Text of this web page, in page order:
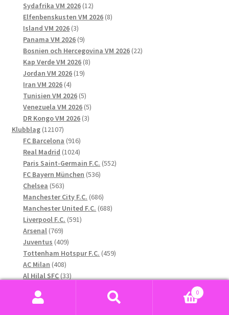
produkter
Sydafrika VM 2026 1212
produkter
Elfenbenskusten VM 2026 88
Island VM 2026 33
produkter
Panama VM 2026 99
produkter
Bosnien och Hercegovina VM 2026 2222
Kap Verde VM 2026 88
Jordan VM 2026 1919
Iran VM 2026 44
produkter
Tunisien VM 2026 55
produkter
Venezuela VM 2026 55
DR Kongo VM 2026 33
Klubblag 1210712107
produkter
FC Barcelona 916916
produkter
Real Madrid 10241024
produkter
Paris Saint-Germain F.C. 552552
FC Bayern München 536536
Chelsea 563563
produkter
Manchester City F.C. 686686
produkter
Manchester United F.C. 688688
Liverpool F.C. 591591
Arsenal 769769
produkter
Juventus 409409
produkter
Tottenham Hotspur F.C. 459459
AC Milan 408408
produkter
Al Hilal SFC 3333
Celtic FC
0